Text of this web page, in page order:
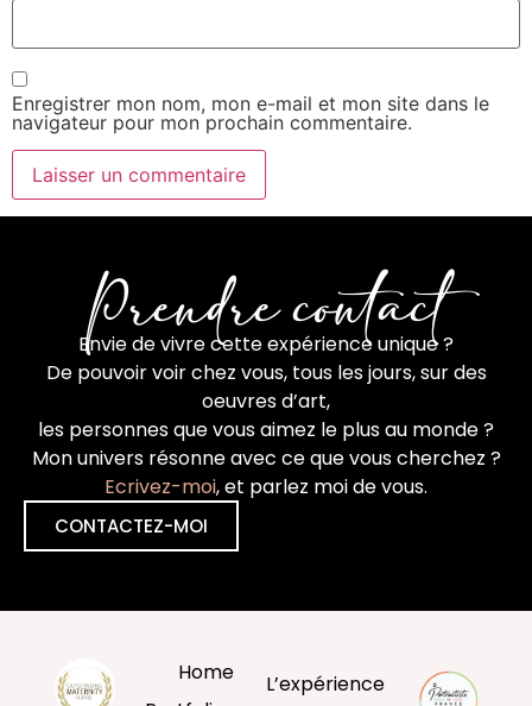
Enregistrer mon nom, mon e-mail et mon site dans le
navigateur pour mon prochain commentaire.
Prendre contact
Envie de vivre cette expérience unique ?
De pouvoir voir chez vous, tous les jours, sur des
oeuvres d’art,
les personnes que vous aimez le plus au monde ?
Mon univers résonne avec ce que vous cherchez ?
Ecrivez-moi, et parlez moi de vous.
CONTACTEZ-MOI
Home
L’expérience